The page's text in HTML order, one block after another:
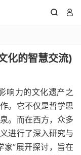
 
化的智慧交流)
响力的文化遗产之
。它不仅是哲学思
。而在西方，众多
进行了深入研究与
家”展开探讨，旨在